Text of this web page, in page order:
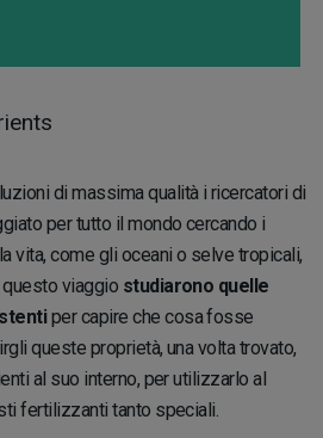
di massima qualità i ricercatori di
per tutto il mondo cercando i
vita, come gli oceani o selve tropicali,
questo viaggio studiarono quelle
per capire che cosa fosse
queste proprietà, una volta trovato,
al suo interno, per utilizzarlo al
fertilizzanti tanto speciali.